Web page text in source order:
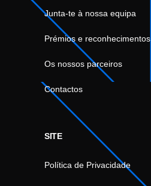
Junta-te à nossa equipa
Prémios e reconhecimentos
Os nossos parceiros
Contactos
SITE
Política de Privacidade